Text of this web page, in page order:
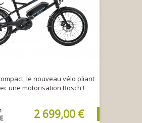
le nouveau vélo pliant
une motorisation Bosch !
2 699,00 €